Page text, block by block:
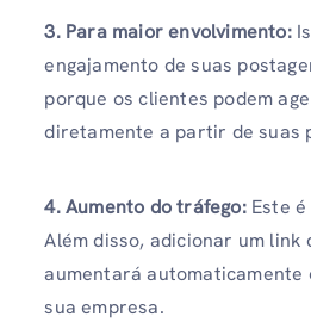
3. Para maior envolvimento:
engajamento de suas
porque os clientes podem
diretamente a partir de suas
4. Aumento do tráfego: Este
Além disso, adicionar um link
aumentará automaticamente
sua empresa.